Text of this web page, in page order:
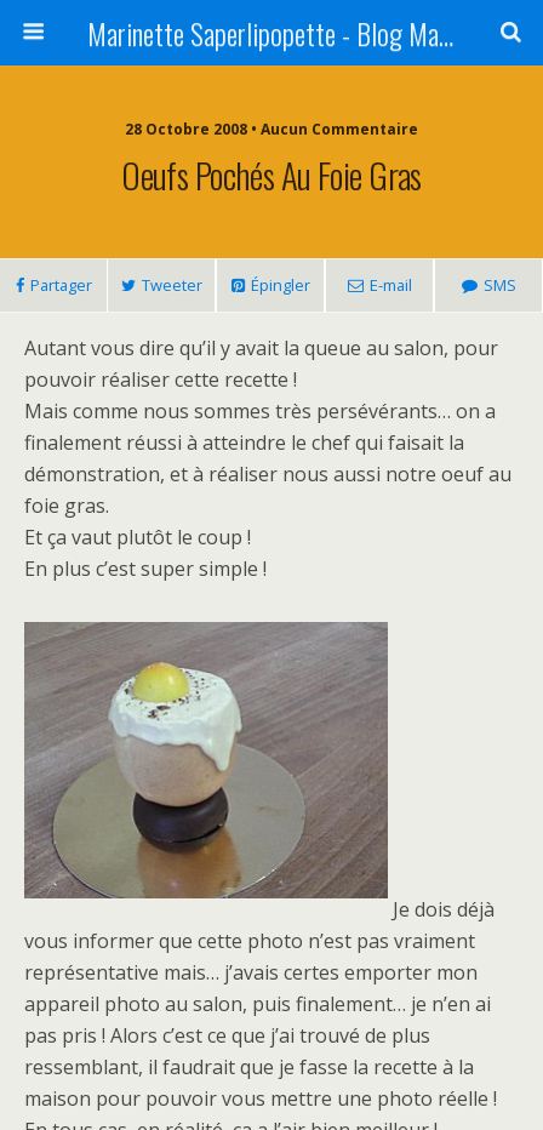
Marinette Saperlipopette - Blog Maman Angers Lifestyle - Ex Expat Montréal
28 Octobre 2008 • Aucun Commentaire
Oeufs Pochés Au Foie Gras
Partager Tweeter Épingler E-mail SMS
Autant vous dire qu’il y avait la queue au salon, pour
pouvoir réaliser cette recette !
Mais comme nous sommes très persévérants… on a
finalement réussi à atteindre le chef qui faisait la
démonstration, et à réaliser nous aussi notre oeuf au
foie gras.
Et ça vaut plutôt le coup !
En plus c’est super simple !
Je dois déjà
vous informer que cette photo n’est pas vraiment
représentative mais… j’avais certes emporter mon
appareil photo au salon, puis finalement… je n’en ai
pas pris ! Alors c’est ce que j’ai trouvé de plus
ressemblant, il faudrait que je fasse la recette à la
maison pour pouvoir vous mettre une photo réelle !